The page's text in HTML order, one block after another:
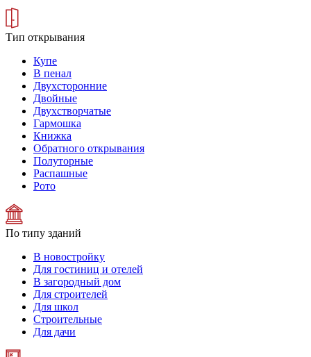
Тип открывания
Купе
В пенал
Двухсторонние
Двойные
Двухстворчатые
Гармошка
Книжка
Обратного открывания
Полуторные
Распашные
Рото
По типу зданий
В новостройку
Для гостиниц и отелей
В загородный дом
Для строителей
Для школ
Строительные
Для дачи